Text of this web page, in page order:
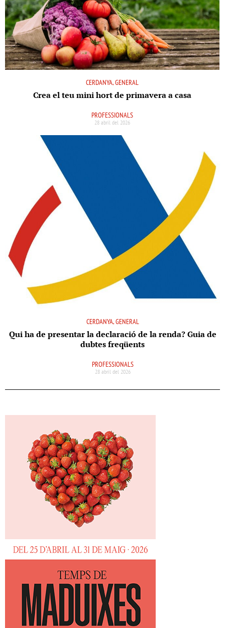
CERDANYA, GENERAL
Crea el teu mini hort de primavera a casa
PROFESSIONALS
28 abril del 2026
CERDANYA, GENERAL
Qui ha de presentar la declaració de la renda? Guia de
dubtes freqüents
PROFESSIONALS
28 abril del 2026